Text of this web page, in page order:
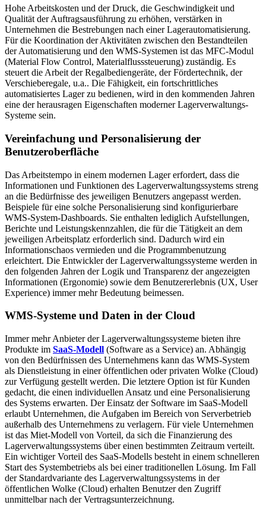
Hohe Arbeitskosten und der Druck, die Geschwindigkeit und
Qualität der Auftragsausführung zu erhöhen, verstärken in
Unternehmen die Bestrebungen nach einer Lagerautomatisierung.
Für die Koordination der Aktivitäten zwischen den Bestandteilen
der Automatisierung und den WMS-Systemen ist das MFC-Modul
(Material Flow Control, Materialflusssteuerung) zuständig. Es
steuert die Arbeit der Regalbediengeräte, der Fördertechnik, der
Verschieberegale, u.a.. Die Fähigkeit, ein fortschrittliches
automatisiertes Lager zu bedienen, wird in den kommenden Jahren
eine der herausragen Eigenschaften moderner Lagerverwaltungs-
Systeme sein.
Vereinfachung und Personalisierung der
Benutzeroberfläche
Das Arbeitstempo in einem modernen Lager erfordert, dass die
Informationen und Funktionen des Lagerverwaltungssystems streng
an die Bedürfnisse des jeweiligen Benutzers angepasst werden.
Beispiele für eine solche Personalisierung sind konfigurierbare
WMS-System-Dashboards. Sie enthalten lediglich Aufstellungen,
Berichte und Leistungskennzahlen, die für die Tätigkeit an dem
jeweiligen Arbeitsplatz erforderlich sind. Dadurch wird ein
Informationschaos vermieden und die Programmbenutzung
erleichtert. Die Entwickler der Lagerverwaltungssysteme werden in
den folgenden Jahren der Logik und Transparenz der angezeigten
Informationen (Ergonomie) sowie dem Benutzererlebnis (UX, User
Experience) immer mehr Bedeutung beimessen.
WMS-Systeme und Daten in der Cloud
Immer mehr Anbieter der Lagerverwaltungssysteme bieten ihre
Produkte im SaaS-Modell (Software as a Service) an. Abhängig
von den Bedürfnissen des Unternehmens kann das WMS-System
als Dienstleistung in einer öffentlichen oder privaten Wolke (Cloud)
zur Verfügung gestellt werden. Die letztere Option ist für Kunden
gedacht, die einen individuellen Ansatz und eine Personalisierung
des Systems erwarten. Der Einsatz der Software im SaaS-Modell
erlaubt Unternehmen, die Aufgaben im Bereich von Serverbetrieb
außerhalb des Unternehmens zu verlagern. Für viele Unternehmen
ist das Miet-Modell von Vorteil, da sich die Finanzierung des
Lagerverwaltungssystems über einen bestimmten Zeitraum verteilt.
Ein wichtiger Vorteil des SaaS-Modells besteht in einem schnelleren
Start des Systembetriebs als bei einer traditionellen Lösung. Im Fall
der Standardvariante des Lagerverwaltungssystems in der
öffentlichen Wolke (Cloud) erhalten Benutzer den Zugriff
unmittelbar nach der Vertragsunterzeichnung.